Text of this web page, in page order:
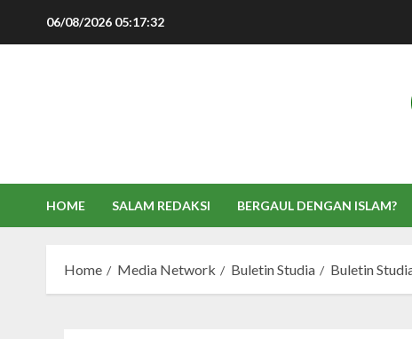
06/08/2026 05:17:33
HOME SALAM REDAKSI BERGAUL DENGAN ISLAM?
Home Media Network Buletin Studia Buletin